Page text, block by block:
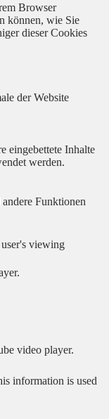
Browser
können, wie Sie
dieser Cookies
der Website
eingebettete Inhalte
werden.
Funktionen
viewing
video player.
information is used